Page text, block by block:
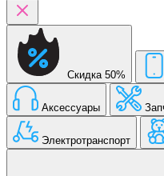
Скидка 50%
Аксессуары
Электротранспорт